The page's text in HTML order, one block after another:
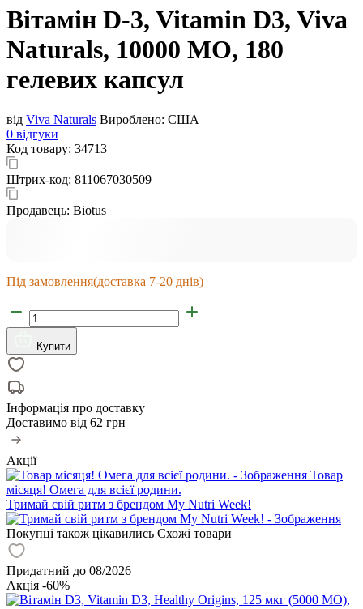
Вітамін D-3, Vitamin D3, Viva
Naturals, 10000 МО, 180
гелевих капсул
від Viva Naturals Вироблено: США
0 відгуки
Код товару: 34713
Штрих-код: 811067030509
Продавець: Biotus
Під замовлення(доставка 7-20 днів)
Купити
Інформація про доставку
Доставимо від 62 грн
Акції
Товар
місяця! Омега для всієї родини.
Тримай свій ритм з брендом My Nutri Week!
Покупці також цікавились Схожі товари
Придатний до 08/2026
Акція -60%